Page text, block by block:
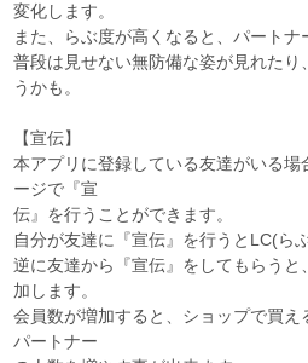
変化します。
また、らぶ度が高くなると、パートナ
普段は見せない無防備な姿が見れた
うかも。
【宣伝】
本アプリに登録している友達がいる
ージで『宣
伝』を行うことができます。
自分が友達に『宣伝』を行うとLC(ら
逆に友達から『宣伝』をしてもらう
加します。
会員数が増加すると、ショップで買え
パートナー